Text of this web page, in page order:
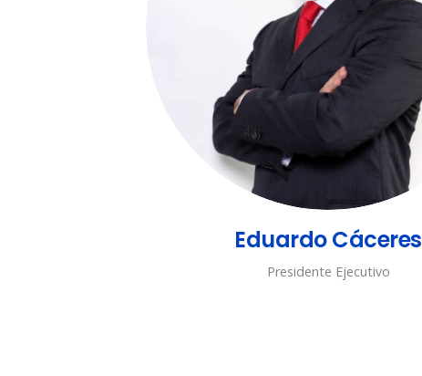
Eduardo Cáceres
Presidente Ejecutivo